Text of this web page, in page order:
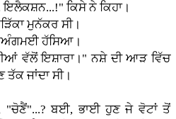
ਇਲੈਕਸ਼ਨ...!" ਕਿਸੇ ਨੇ ਕਿਹਾ।
ਮੁਨੱਕਰ ਸੀ।
ਹੱਸਿਆ।
ਵੱਲੋਂ ਇਸ਼ਾਰਾ।" ਨਸ਼ੇ ਦੀ ਆੜ ਵਿੱਚ
ਜਾਂਦਾ ਸੀ।
"ਚੋਣੈਂ"...? ਬਈ, ਭਾਈ ਹੁਣ ਜੇ ਵੋਟਾਂ ਤੋਂ